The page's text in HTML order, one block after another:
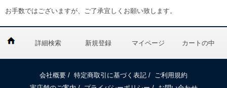
お手数ではございますが、ご了承宜しくお願い致します。
詳細検索 新規登録 マイページ カートの中
会社概要 / 特定商取引に基づく表記 /
ご利用規約